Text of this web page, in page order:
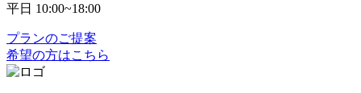
平日 10:00~18:00
プランのご提案
希望の方はこちら